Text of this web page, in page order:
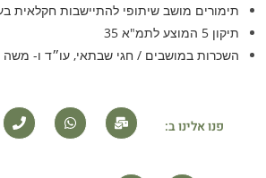
תימורים מושב שיתופי להתיישבות חקלאית
תיקון 5 המוצע לתמ"א 35
השכרות במושבים / חגי שבתאי, עו״ד ו- משה
פנו אלינו ב: